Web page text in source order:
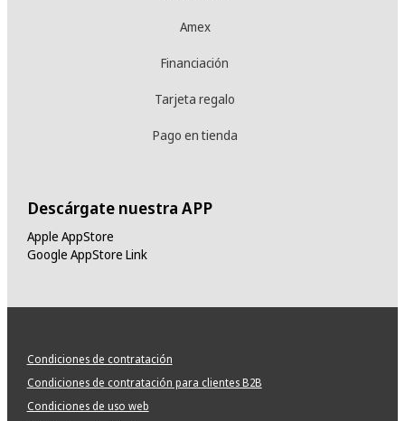
Amex
Financiación
Tarjeta regalo
Pago en tienda
Descárgate nuestra APP
Apple AppStore
Google AppStore Link
Condiciones de contratación
Condiciones de contratación para clientes B2B
Condiciones de uso web